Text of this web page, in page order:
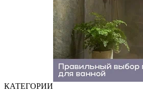
КАТЕГОРИИ